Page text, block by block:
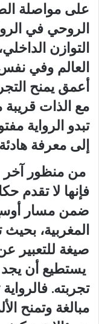
على مواصلة
الروحي في
التوازن
العالم وفي
أعمق يمنح
مع الذات
تبدو الرواية
إلى معرفة
من منظور آخر
فإنها لا تقدم
ضمن مسار أوسع
المغربية، بحيث
صيغة للتعبير
يستطيع أن
تجربته.
مبالغة وتمنح